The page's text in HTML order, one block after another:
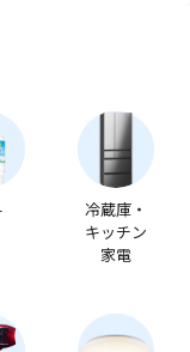
冷蔵庫・
キッチン
家電